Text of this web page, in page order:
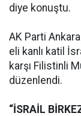
diye konuştu.
AK Parti
eli kanlı katil
karşı Filistinli
düzenlendi.
“İSRAİL